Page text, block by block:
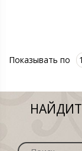
Показывать по